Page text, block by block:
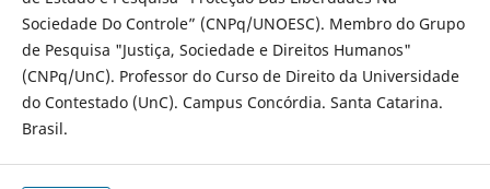
Sociedade Do Controle” (CNPq/UNOESC). Membro do Grupo
de Pesquisa "Justiça, Sociedade e Direitos Humanos"
(CNPq/UnC). Professor do Curso de Direito da Universidade
do Contestado (UnC). Campus Concórdia. Santa Catarina.
Brasil.